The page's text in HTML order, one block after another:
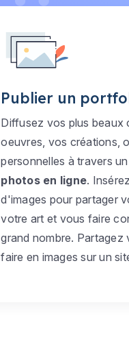
Publier un
Diffusez vos plus beaux
oeuvres, vos créations,
personnelles à travers un
photos en ligne.
d'images pour partager
votre art et vous faire
grand nombre. Partagez
faire en images sur un